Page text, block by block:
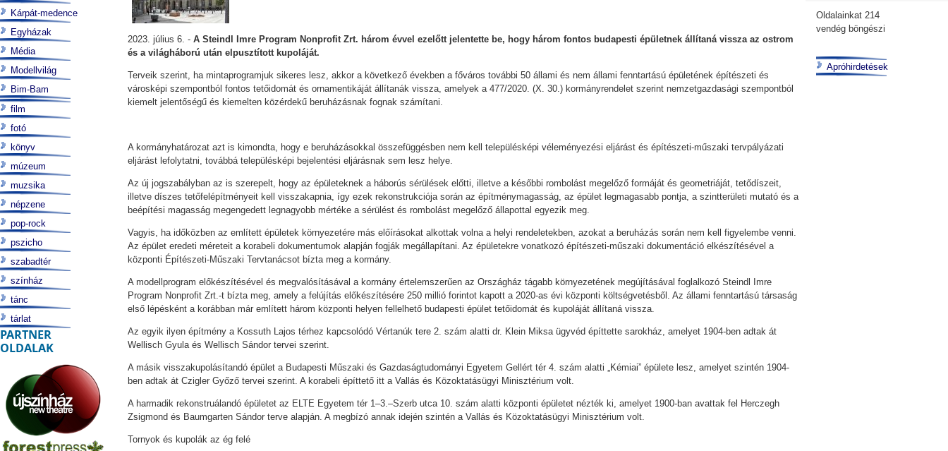
2023. július 6. -A Steindl Imre Program Nonprofit Zrt. három évvel ezelőtt jelentette be, hogy három fontos budapesti épületnek állítaná vissza az ostrom
és a világháború után elpusztított kupoláját.
Terveik szerint, ha mintaprogramjuk sikeres lesz, akkor a következő években a főváros további 50 állami és nem állami fenntartású épületének építészeti és
városképi szempontból fontos tetőidomát és ornamentikáját állítanák vissza, amelyek a 477/2020. (X. 30.) kormányrendelet szerint nemzetgazdasági szempontból
kiemelt jelentőségű és kiemelten közérdekű beruházásnak fognak számítani.
A kormányhatározat azt is kimondta, hogy e beruházásokkal összefüggésben nem kell településképi véleményezési eljárást és építészeti-műszaki tervpályázati
eljárást lefolytatni, továbbá településképi bejelentési eljárásnak sem lesz helye.
Az új jogszabályban az is szerepelt, hogy az épületeknek a háborús sérülések előtti, illetve a későbbi rombolást megelőző formáját és geometriáját, tetődíszeit,
illetve díszes tetőfelépítményeit kell visszakapnia, így ezek rekonstrukciója során az építménymagasság, az épület legmagasabb pontja, a szintterületi mutató és a
beépítési magasság megengedett legnagyobb mértéke a sérülést és rombolást megelőző állapottal egyezik meg.
Vagyis, ha időközben az említett épületek környezetére más előírásokat alkottak volna a helyi rendeletekben, azokat a beruházás során nem kell figyelembe venni.
Az épület eredeti méreteit a korabeli dokumentumok alapján fogják megállapítani. Az épületekre vonatkozó építészeti-műszaki dokumentáció elkészítésével a
központi Építészeti-Műszaki Tervtanácsot bízta meg a kormány.
A modellprogram előkészítésével és megvalósításával a kormány értelemszerűen az Országház tágabb környezetének megújításával foglalkozó Steindl Imre
Program Nonprofit Zrt.-t bízta meg, amely a felújítás előkészítésére 250 millió forintot kapott a 2020-as évi központi költségvetésből. Az állami fenntartású társaság
első lépésként a korábban már említett három központi helyen fellelhető budapesti épület tetőidomát és kupoláját állítaná vissza.
Az egyik ilyen építmény a Kossuth Lajos térhez kapcsolódó Vértanúk tere 2. szám alatti dr. Klein Miksa ügyvéd építtette sarokház, amelyet 1904-ben adtak át
Wellisch Gyula és Wellisch Sándor tervei szerint.
A másik visszakupolásítandó épület a Budapesti Műszaki és Gazdaságtudományi Egyetem Gellért tér 4. szám alatti „Kémiai” épülete lesz, amelyet szintén 1904-
ben adtak át Czigler Győző tervei szerint. A korabeli építtető itt a Vallás és Közoktatásügyi Minisztérium volt.
A harmadik rekonstruálandó épületet az ELTE Egyetem tér 1–3.–Szerb utca 10. szám alatti központi épületet nézték ki, amelyet 1900-ban avattak fel Herczegh
Zsigmond és Baumgarten Sándor terve alapján. A megbízó annak idején szintén a Vallás és Közoktatásügyi Minisztérium volt.
Tornyok és kupolák az ég felé
Kárpát-medence
Egyházak
Média
Modellvilág
Bim-Bam
film
fotó
könyv
múzeum
muzsika
népzene
pop-rock
pszicho
szabadtér
színház
tánc
tárlat
PARTNER
OLDALAK
Oldalainkat 214
vendég böngészi
Apróhirdetések